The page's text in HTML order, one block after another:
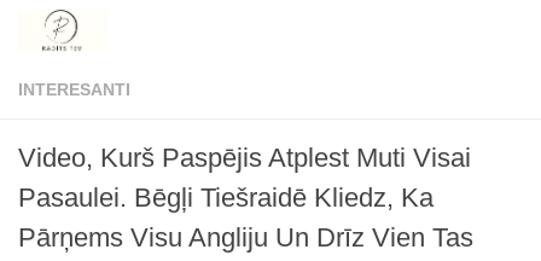
Skip to content
INTERESANTI
Video, Kurš Paspējis Atplest Muti Visai
Pasaulei. Bēgļi Tiešraidē Kliedz, Ka
Pārņems Visu Angliju Un Drīz Vien Tas